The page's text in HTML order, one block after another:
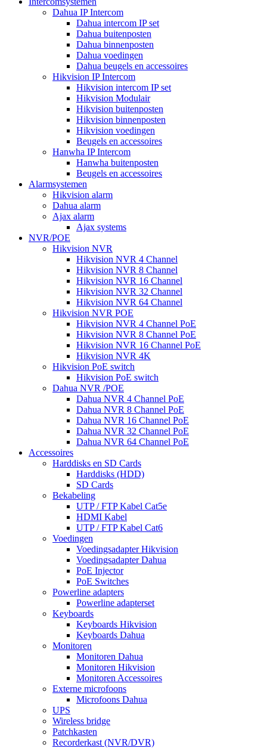
Dahua IP Intercom
Dahua intercom IP set
Dahua buitenposten
Dahua binnenposten
Dahua voedingen
Dahua beugels en accessoires
Hikvision IP Intercom
Hikvision intercom IP set
Hikvision Modulair
Hikvision buitenposten
Hikvision binnenposten
Hikvision voedingen
Beugels en accessoires
Hanwha IP Intercom
Hanwha buitenposten
Beugels en accessoires
Alarmsystemen
Hikvision alarm
Dahua alarm
Ajax alarm
Ajax systems
NVR/POE
Hikvision NVR
Hikvision NVR 4 Channel
Hikvision NVR 8 Channel
Hikvision NVR 16 Channel
Hikvision NVR 32 Channel
Hikvision NVR 64 Channel
Hikvision NVR POE
Hikvision NVR 4 Channel PoE
Hikvision NVR 8 Channel PoE
Hikvision NVR 16 Channel PoE
Hikvision NVR 4K
Hikvision PoE switch
Hikvision PoE switch
Dahua NVR /POE
Dahua NVR 4 Channel PoE
Dahua NVR 8 Channel PoE
Dahua NVR 16 Channel PoE
Dahua NVR 32 Channel PoE
Dahua NVR 64 Channel PoE
Accessoires
Harddisks en SD Cards
Harddisks (HDD)
SD Cards
Bekabeling
UTP / FTP Kabel Cat5e
HDMI Kabel
UTP / FTP Kabel Cat6
Voedingen
Voedingsadapter Hikvision
Voedingsadapter Dahua
PoE Injector
PoE Switches
Powerline adapters
Powerline adapterset
Keyboards
Keyboards Hikvision
Keyboards Dahua
Monitoren
Monitoren Dahua
Monitoren Hikvision
Monitoren Accessoires
Externe microfoons
Microfoons Dahua
UPS
Wireless bridge
Patchkasten
Recorderkast (NVR/DVR)